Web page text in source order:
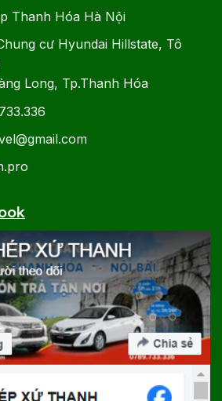
Thanh Hóa Hà Nội
cư Hyundai Hillstate, Tô
Long, Tp.Thanh Hóa